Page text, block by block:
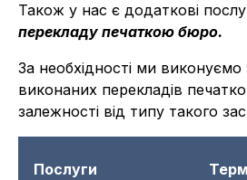
Також у нас є додаткові
перекладу печаткою бюро.
За необхідності ми виконуємо
виконаних перекладів
залежності від типу такого
Послуги